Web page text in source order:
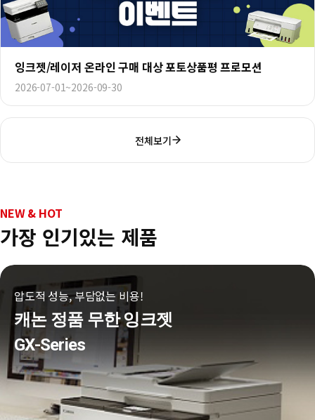
잉크젯/레이저 온라인 구매 대상 포토상품평 프로모션
2026-07-01~2026-09-30
전체보기
NEW & HOT
가장 인기있는 제품
압도적 성능, 부담없는 비용!
캐논 정품 무한 잉크젯
GX-Series